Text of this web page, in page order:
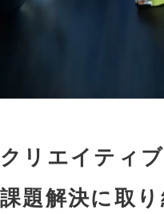
クリエイティブ
課題解決に取